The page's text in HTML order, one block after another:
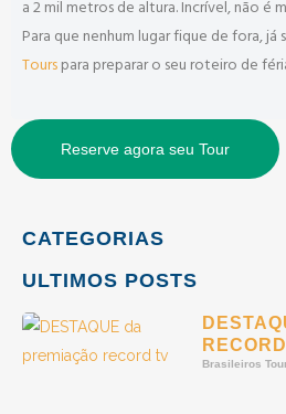
CATEGORIAS
ULTIMOS POSTS
Brasileiros
a 2 mil metros de altura. Incrível, não é
Para que nenhum lugar fique de fora,
Tourspara preparar o seu roteiro de
Reserve agora seu Tour